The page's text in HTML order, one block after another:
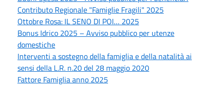
Contributo Regionale "Famiglie Fragili" 2025
Ottobre Rosa: IL SENO DI POI… 2025
Bonus Idrico 2025 – Avviso pubblico per utenze
domestiche
Interventi a sostegno della famiglia e della natalità ai
sensi della L.R. n.20 del 28 maggio 2020
Fattore Famiglia anno 2025